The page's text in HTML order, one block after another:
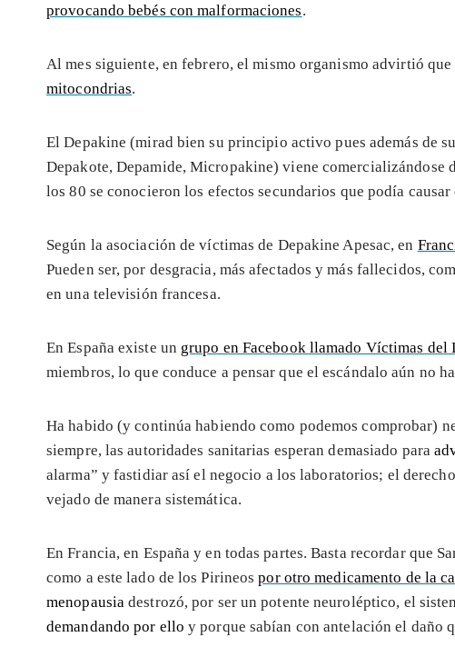
provocando bebés con malformaciones.
Al mes siguiente, en febrero, el mismo organismo advirtió
mitocondrias.
El Depakine (mirad bien su principio activo pues además de
Depakote, Depamide, Micropakine) viene comercializándose
los 80 se conocieron los efectos secundarios que podía causar
Según la asociación de víctimas de Depakine Apesac, en
Pueden ser, por desgracia, más afectados y más fallecidos,
en una televisión francesa.
En España existe un grupo en Facebook llamado Víctimas del
miembros, lo que conduce a pensar que el escándalo aún no
Ha habido (y continúa habiendo como podemos comprobar)
siempre, las autoridades sanitarias esperan demasiado para
alarma” y fastidiar así el negocio a los laboratorios; el
vejado de manera sistemática.
En Francia, en España y en todas partes. Basta recordar que
como a este lado de los Pirineospor otro medicamento de la
menopausia destrozó, por ser un potente neuroléptico, el
demandando por ello y porque sabían con antelación el daño